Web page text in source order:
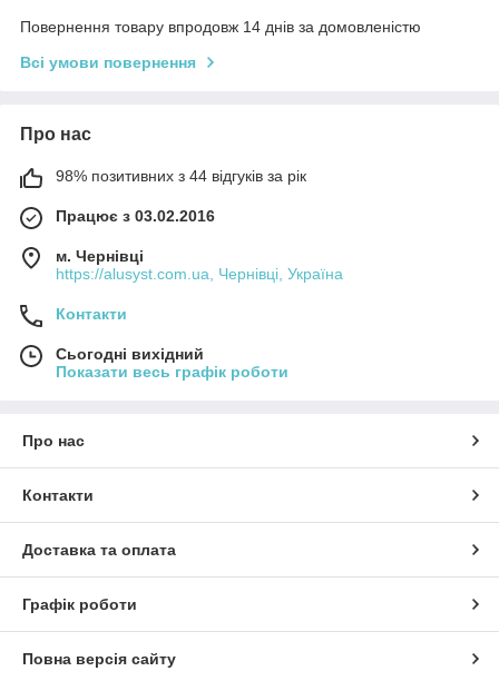
Повернення товару впродовж 14 днів за домовленістю
Всі умови повернення
Про нас
98% позитивних з 44 відгуків за рік
Працює з 03.02.2016
м. Чернівці
https://alusyst.com.ua, Чернівці, Україна
Контакти
Сьогодні вихідний
Показати весь графік роботи
Про нас
Контакти
Доставка та оплата
Графік роботи
Повна версія сайту